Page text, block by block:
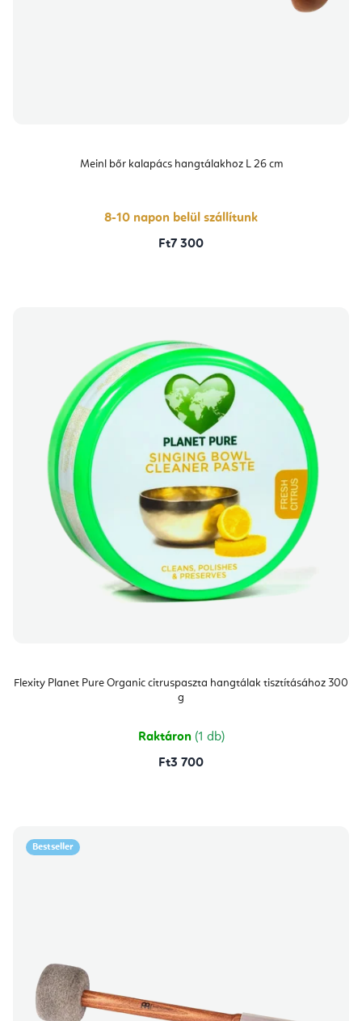
Meinl bőr kalapács hangtálakhoz L 26 cm
8-10 napon belül szállítunk
Ft7 300
Flexity Planet Pure Organic citruspaszta hangtálak tisztításához 300
g
Raktáron (1 db)
Ft3 700
Bestseller